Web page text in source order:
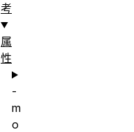
考
属
性
-
m
o